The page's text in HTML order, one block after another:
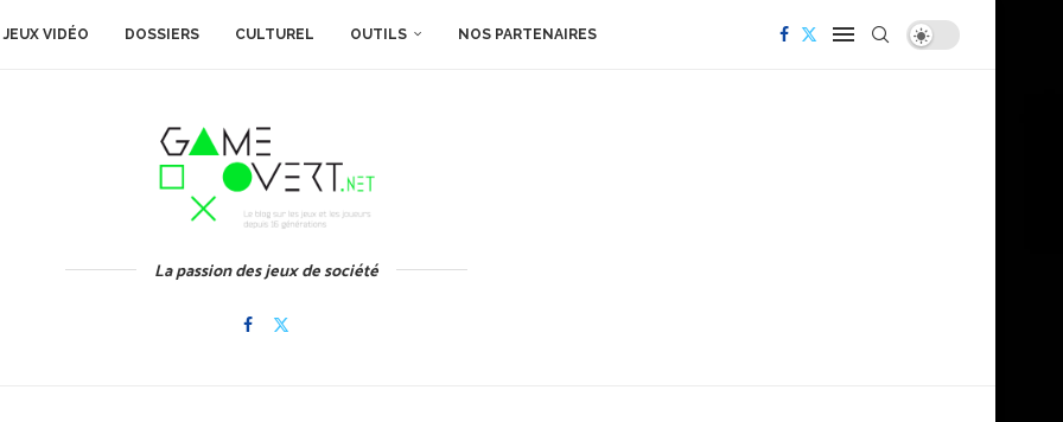
JEUX VIDÉO DOSSIERS CULTUREL OUTILS NOS PARTENAIRES
La passion des jeux de société